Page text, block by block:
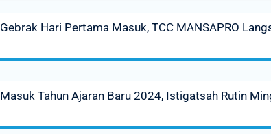
Previous
post:
Gebrak Hari Pertama Masuk, TCC MANSAPRO
post:
Masuk Tahun Ajaran Baru 2024, Istigatsah Rutin